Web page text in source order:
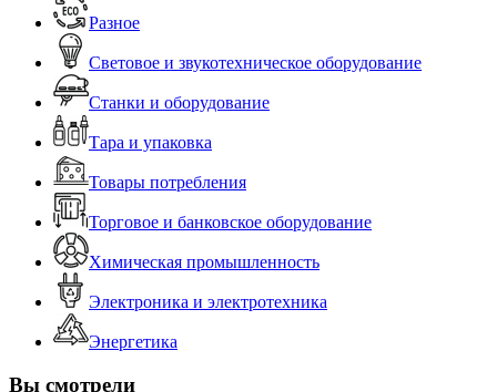
Разное
Световое и звукотехническое оборудование
Станки и оборудование
Тара и упаковка
Товары потребления
Торговое и банковское оборудование
Химическая промышленность
Электроника и электротехника
Энергетика
Вы смотрели